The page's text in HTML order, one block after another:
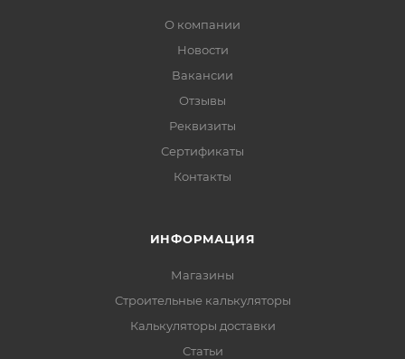
О компании
Новости
Вакансии
Отзывы
Реквизиты
Сертификаты
Контакты
ИНФОРМАЦИЯ
Магазины
Строительные калькуляторы
Калькуляторы доставки
Статьи